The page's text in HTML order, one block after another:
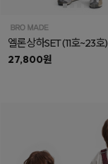
엘론상하SET(11호~23호)
27,800원